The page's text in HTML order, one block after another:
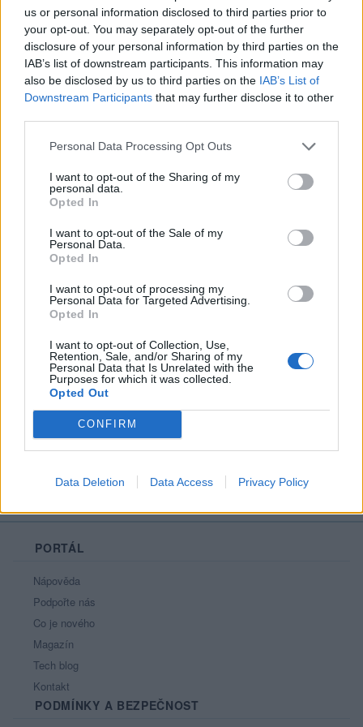
us or personal information disclosed to third parties prior to
your opt-out. You may separately opt-out of the further
disclosure of your personal information by third parties on the
IAB’s list of downstream participants. This information may
also be disclosed by us to third parties on the IAB’s List of
Downstream Participants that may further disclose it to other
Personal Data Processing Opt Outs
I want to opt-out of the Sharing of my
personal data.
Opted In
I want to opt-out of the Sale of my
Personal Data.
Opted In
I want to opt-out of processing my
Personal Data for Targeted Advertising.
Opted In
I want to opt-out of Collection, Use,
Retention, Sale, and/or Sharing of my
Personal Data that Is Unrelated with the
Purposes for which it was collected.
Opted Out
CONFIRM
Data Deletion Data Access Privacy Policy
0 uživatelům se líbí
Neověřený profil
fotografií. U neověřených profilů nelze zaručit, že fotografie a
Napsat uživateli vzkaz
Informace o profilu a chatu
Registrace od: 18.08.2015 22:47
Online: Není nikde online
Počet přátel : 0
Profil zobrazen: 67x
Líbí se:0
Sledované diskuze:Informace pro uživatele
PORTÁL
Nápověda
Podpořte nás
Co je nového
Magazín
Tech blog
Kontakt
PODMÍNKY A BEZPEČNOST